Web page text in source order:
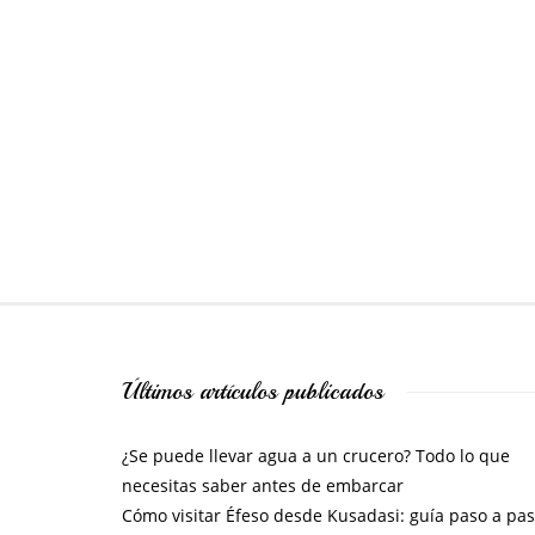
Últimos artículos publicados
¿Se puede llevar agua a un crucero? Todo lo que
necesitas saber antes de embarcar
Cómo visitar Éfeso desde Kusadasi: guía paso a